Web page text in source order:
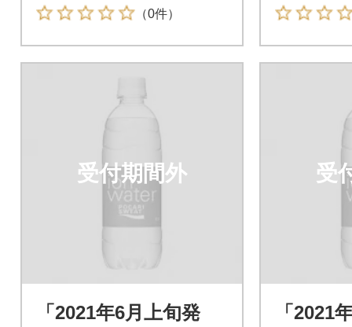
（0件）
受付期間外
「2021年6月上旬発
受
「2021